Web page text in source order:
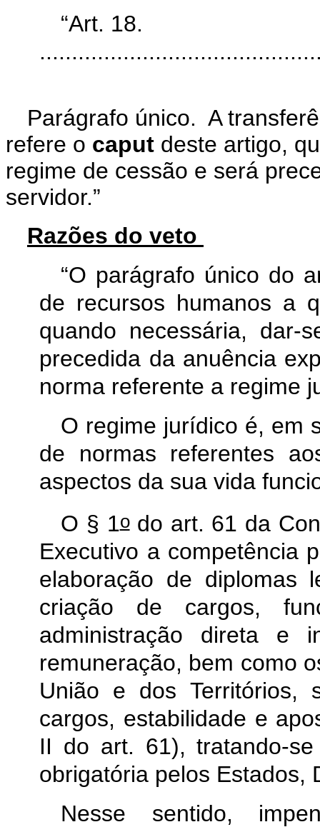
“Art. 18.
Parágrafo único. A
refere o caput deste artigo,
regime de cessão e será
servidor.”
Razões do veto
“O parágrafo único do
de recursos humanos a
quando necessária,
precedida da anuência
norma referente a regime
O regime jurídico é, em
de normas referentes
aspectos da sua vida
O § 1odo art. 61 da
Executivo a competência
elaboração de diplomas
criação de cargos,
administração direta e
remuneração, bem como
União e dos Territórios,
cargos, estabilidade e
II do art. 61), tratando-
obrigatória pelos
Nesse sentido,